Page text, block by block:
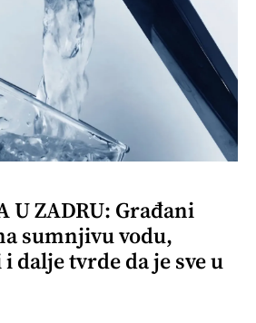
U ZADRU: Građani
sumnjivu vodu,
dalje tvrde da je sve u